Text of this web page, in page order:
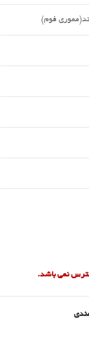
فوم)
نمی باشد.